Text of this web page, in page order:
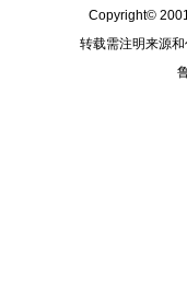
Copyright©
转载需注明来源